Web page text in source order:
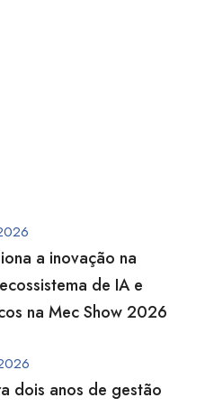
a inovação na
de IA e
na Mec Show 2026
dois anos de gestão